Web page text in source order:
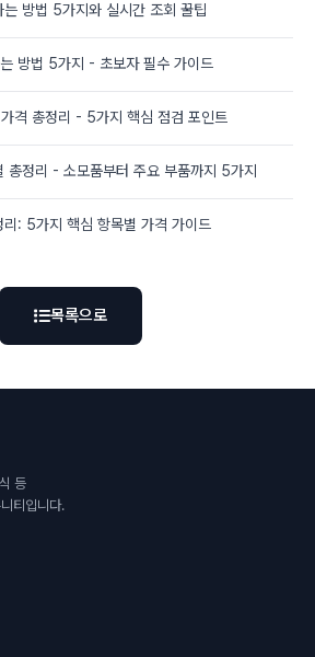
방법 5가지와 실시간 조회 꿀팁
방법 5가지 - 초보자 필수 가이드
격 총정리 - 5가지 핵심 점검 포인트
총정리 - 소모품부터 주요 부품까지 5가지
리: 5가지 핵심 항목별 가격 가이드
목록으로
등
티입니다.